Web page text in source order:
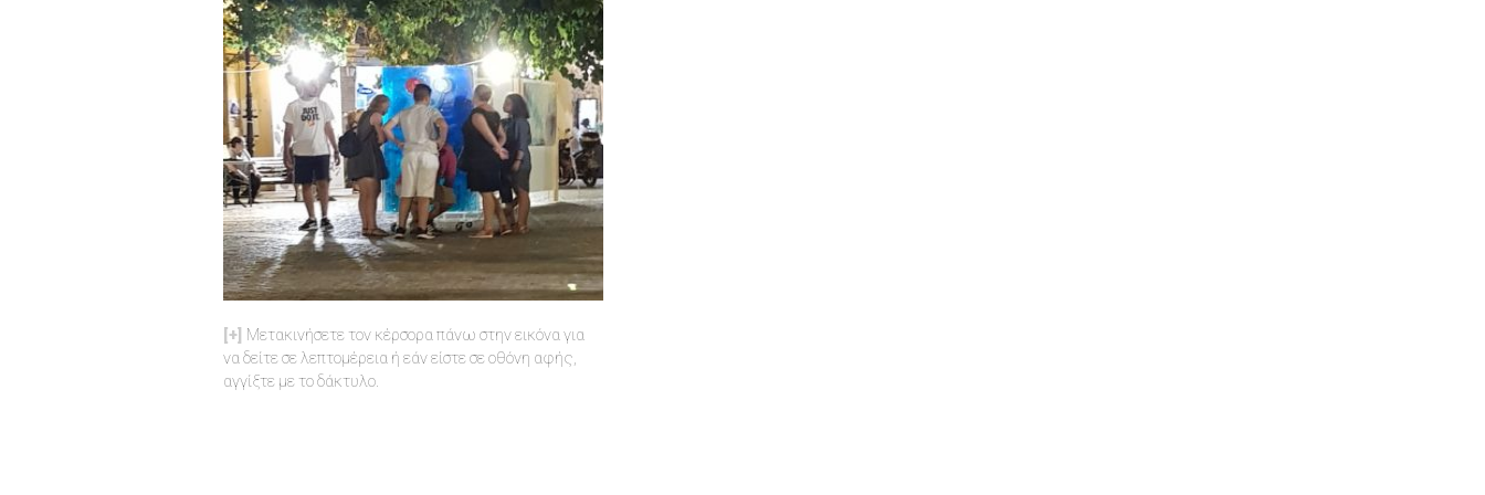
Μετακινήσετε τον κέρσορα πάνω στην εικόνα για
να δείτε σε λεπτομέρεια ή εάν είστε σε οθόνη αφής,
αγγίξτε με το δάκτυλο.